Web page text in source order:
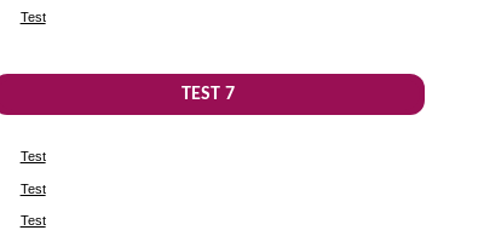
Test
TEST 7
Test
Test
Test